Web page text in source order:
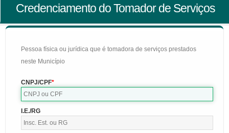
Credenciamento do Tomador de Serviços
Pessoa física ou jurídica que é tomadora de serviços prestados
neste Município
CNPJ/CPF
I.E./RG